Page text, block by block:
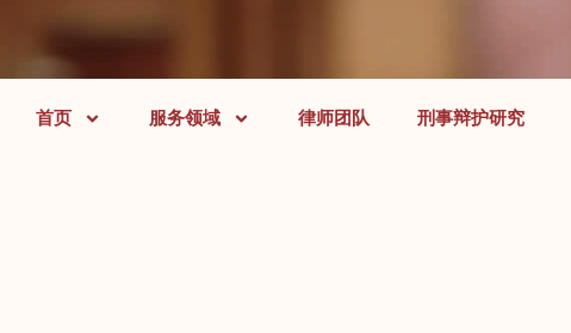
首页 服务领域 律师团队 刑事辩护研究